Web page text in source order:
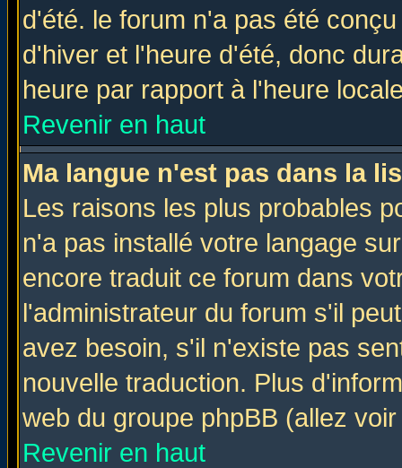
d'été. le forum n'a pas été
d'hiver et l'heure d'été, donc
heure par rapport à l'heure
Revenir en haut
Ma langue n'est pas dans la
Les raisons les plus probables
n'a pas installé votre langage
encore traduit ce forum dans
l'administrateur du forum s'il
avez besoin, s'il n'existe pas
nouvelle traduction. Plus
web du groupe phpBB (allez
Revenir en haut